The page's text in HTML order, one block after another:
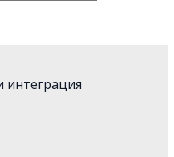
интеграция